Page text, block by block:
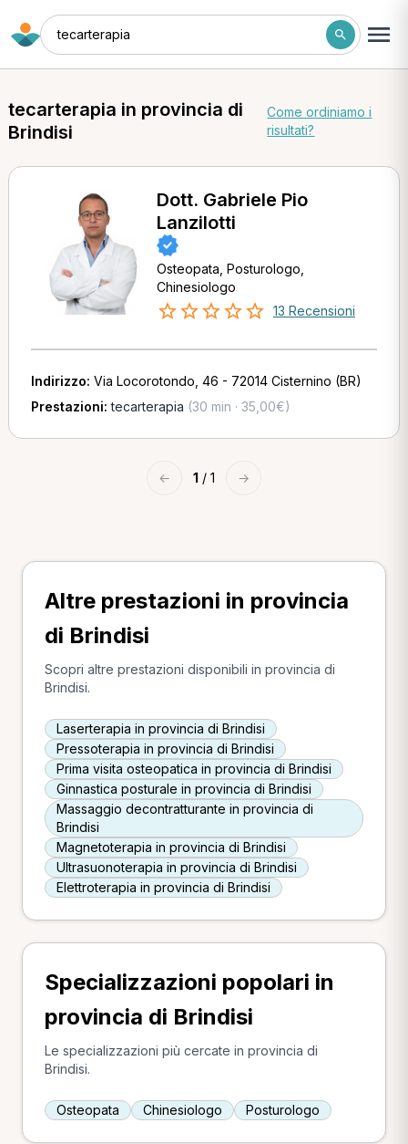
tecarterapia
tecarterapia in provincia di
Brindisi
Come ordiniamo i
risultati?
Dott. Gabriele Pio
Lanzilotti
Osteopata, Posturologo,
Chinesiologo
13 Recensioni
Indirizzo: Via Locorotondo, 46 - 72014 Cisternino (BR)
Prestazioni:tecarterapia (30 min · 35,00€)
← 1 / 1 →
Altre prestazioni in provincia
di Brindisi
Scopri altre prestazioni disponibili in provincia di
Brindisi.
Laserterapia in provincia di Brindisi
Pressoterapia in provincia di Brindisi
Prima visita osteopatica in provincia di Brindisi
Ginnastica posturale in provincia di Brindisi
Massaggio decontratturante in provincia di
Brindisi
Magnetoterapia in provincia di Brindisi
Ultrasuonoterapia in provincia di Brindisi
Elettroterapia in provincia di Brindisi
Specializzazioni popolari in
provincia di Brindisi
Le specializzazioni più cercate in provincia di
Brindisi.
Osteopata Chinesiologo Posturologo